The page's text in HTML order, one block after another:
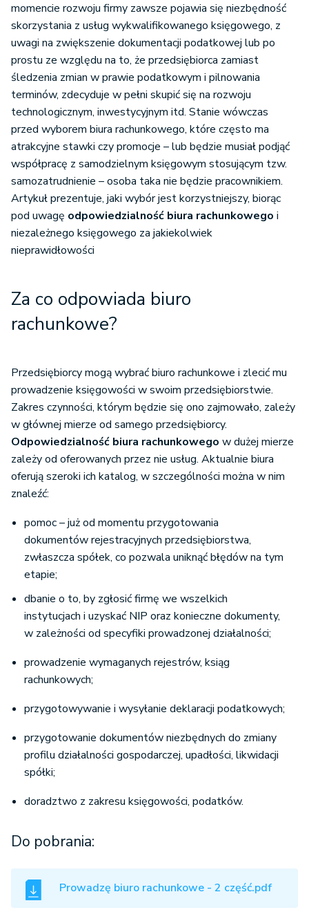
odpowiedzialność biura rachunkowego?
momencie rozwoju firmy zawsze pojawia się niezbędność
skorzystania z usług wykwalifikowanego księgowego, z
uwagi na zwiększenie dokumentacji podatkowej lub po
prostu ze względu na to, że przedsiębiorca zamiast
śledzenia zmian w prawie podatkowym i pilnowania
terminów, zdecyduje w pełni skupić się na rozwoju
technologicznym, inwestycyjnym itd. Stanie wówczas
przed wyborem biura rachunkowego, które często ma
atrakcyjne stawki czy promocje – lub będzie musiał podjąć
współpracę z samodzielnym księgowym stosującym tzw.
samozatrudnienie – osoba taka nie będzie pracownikiem.
Artykuł prezentuje, jaki wybór jest korzystniejszy, biorąc
pod uwagę odpowiedzialność biura rachunkowego i
niezależnego księgowego za jakiekolwiek
nieprawidłowości
Za co odpowiada biuro
rachunkowe?
Przedsiębiorcy mogą wybrać biuro rachunkowe i zlecić mu
prowadzenie księgowości w swoim przedsiębiorstwie.
Zakres czynności, którym będzie się ono zajmowało, zależy
w głównej mierze od samego przedsiębiorcy.
Odpowiedzialność biura rachunkowego w dużej mierze
zależy od oferowanych przez nie usług. Aktualnie biura
oferują szeroki ich katalog, w szczególności można w nim
znaleźć:
pomoc – już od momentu przygotowania
dokumentów rejestracyjnych przedsiębiorstwa,
zwłaszcza spółek, co pozwala uniknąć błędów na tym
etapie;
dbanie o to, by zgłosić firmę we wszelkich
instytucjach i uzyskać NIP oraz konieczne dokumenty,
w zależności od specyfiki prowadzonej działalności;
prowadzenie wymaganych rejestrów, ksiąg
rachunkowych;
przygotowywanie i wysyłanie deklaracji podatkowych;
przygotowanie dokumentów niezbędnych do zmiany
profilu działalności gospodarczej, upadłości, likwidacji
spółki;
doradztwo z zakresu księgowości, podatków.
Do pobrania:
Prowadzę biuro rachunkowe - 2 część.pdf